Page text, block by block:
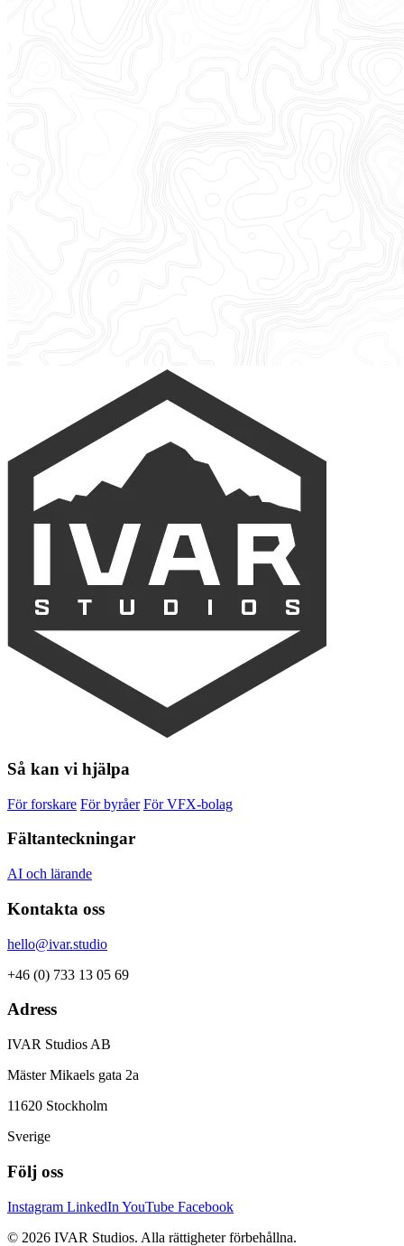
Så kan vi hjälpa
För forskare För byråer För VFX-bolag
Fältanteckningar
AI och lärande
Kontakta oss
hello@ivar.studio
+46 (0) 733 13 05 69
Adress
IVAR Studios AB
Mäster Mikaels gata 2a
11620 Stockholm
Sverige
Följ oss
Instagram LinkedIn YouTube Facebook
© 2026 IVAR Studios. Alla rättigheter förbehållna.